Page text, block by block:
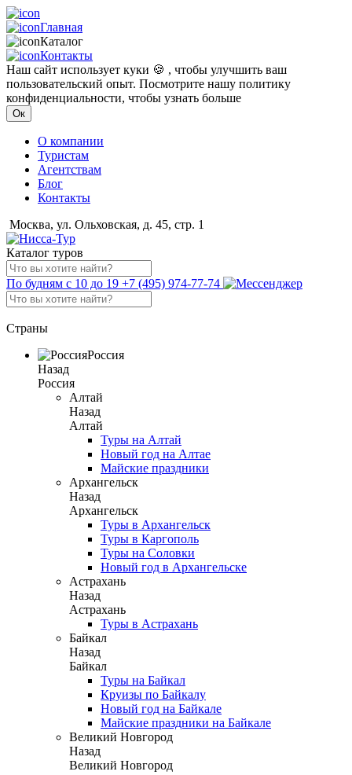
Главная
Каталог
Контакты
Наш сайт использует куки 🍪 , чтобы улучшить ваш
пользовательский опыт. Посмотрите нашу политику
конфиденциальности, чтобы узнать больше
Ок
О компании
Туристам
Агентствам
Блог
Контакты
Москва, ул. Ольховская, д. 45, стр. 1
Каталог туров
По будням с 10 до 19 +7 (495) 974-77-74
Страны
Россия
Назад
Россия
Алтай
Назад
Алтай
Туры на Алтай
Новый год на Алтае
Майские праздники
Архангельск
Назад
Архангельск
Туры в Архангельск
Туры в Каргополь
Туры на Соловки
Новый год в Архангельске
Астрахань
Назад
Астрахань
Туры в Астрахань
Байкал
Назад
Байкал
Туры на Байкал
Круизы по Байкалу
Новый год на Байкале
Майские праздники на Байкале
Великий Новгород
Назад
Великий Новгород